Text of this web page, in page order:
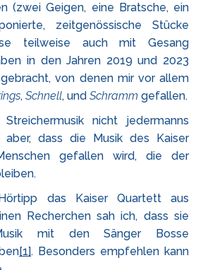
(zwei Geigen, eine Bratsche, ein
zeitgenössische Stücke
teilweise auch mit Gesang
in den Jahren 2019 und 2023
von denen mir vor allem
, Schnell, und Schramm gefallen.
nicht jedermanns
aber, dass die Musik des Kaiser
gefallen wird, die der
das Kaiser Quartett aus
Recherchen sah ich, dass sie
mit den Sänger Bosse
[1]. Besonders empfehlen kann